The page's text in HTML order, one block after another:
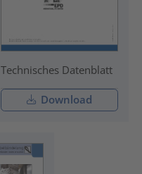
Technisches Datenblatt
Download